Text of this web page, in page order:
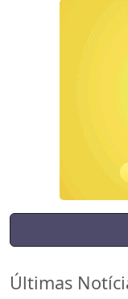
Últimas